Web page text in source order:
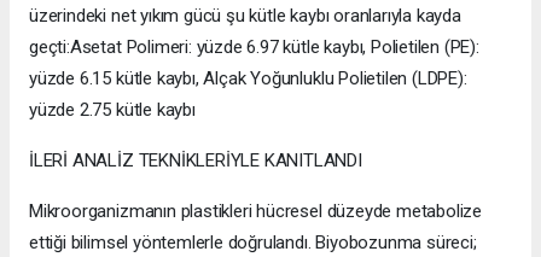
üzerindeki net yıkım gücü şu kütle kaybı oranlarıyla kayda
geçti:Asetat Polimeri: yüzde 6.97 kütle kaybı, Polietilen (PE):
yüzde 6.15 kütle kaybı, Alçak Yoğunluklu Polietilen (LDPE):
yüzde 2.75 kütle kaybı
İLERİ ANALİZ TEKNİKLERİYLE KANITLANDI
Mikroorganizmanın plastikleri hücresel düzeyde metabolize
ettiği bilimsel yöntemlerle doğrulandı. Biyobozunma süreci;